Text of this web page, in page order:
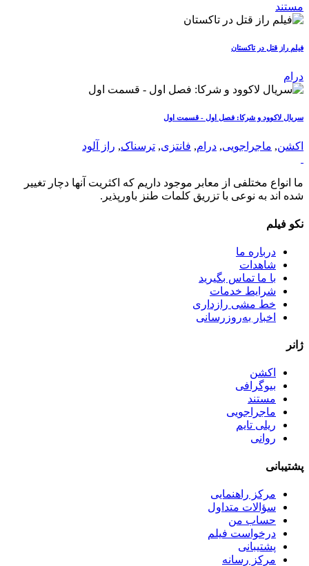
مستند
فیلم راز قتل در تاکستان
درام
سریال لاکوود و شرکا: فصل اول - قسمت اول
اکشن, ماجراجویی, درام, فانتزی, ترسناک, راز آلود
ما انواع مختلفی از معابر موجود داریم که اکثریت آنها دچار تغییر
شده اند به نوعی با تزریق کلمات طنز باورپذیر.
نکو فیلم
درباره ما
شاهدات
با ما تماس بگیرید
شرایط خدمات
خط مشی رازداری
اخبار به‌روزرسانی
ژانر
اکشن
بیوگرافی
مستند
ماجراجویی
ریلی تایم
روانی
پشتیبانی
مرکز راهنمایی
سؤالات متداول
حساب من
درخواست فیلم
پشتیبانی
مرکز رسانه